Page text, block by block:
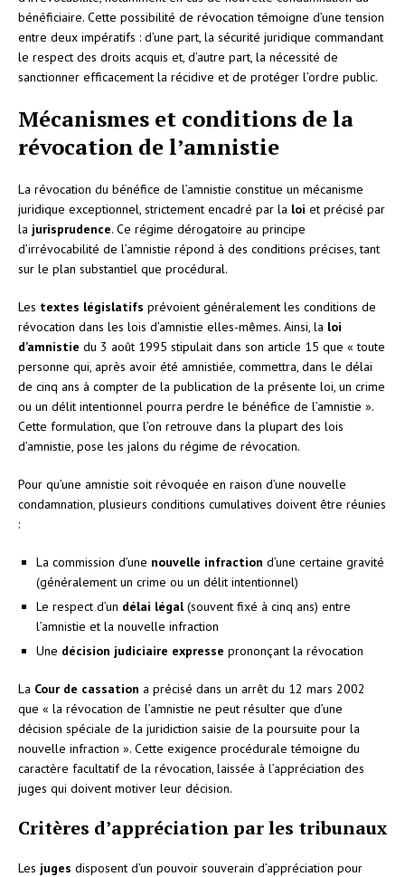
bénéficiaire. Cette possibilité de révocation témoigne d’une tension
entre deux impératifs : d’une part, la sécurité juridique commandant
le respect des droits acquis et, d’autre part, la nécessité de
sanctionner efficacement la récidive et de protéger l’ordre public.
Mécanismes et conditions de la
révocation de l’amnistie
La révocation du bénéfice de l’amnistie constitue un mécanisme
juridique exceptionnel, strictement encadré par la loi et précisé par
la jurisprudence. Ce régime dérogatoire au principe
d’irrévocabilité de l’amnistie répond à des conditions précises, tant
sur le plan substantiel que procédural.
Les textes législatifs prévoient généralement les conditions de
révocation dans les lois d’amnistie elles-mêmes. Ainsi, la loi
d’amnistie du 3 août 1995 stipulait dans son article 15 que « toute
personne qui, après avoir été amnistiée, commettra, dans le délai
de cinq ans à compter de la publication de la présente loi, un crime
ou un délit intentionnel pourra perdre le bénéfice de l’amnistie ».
Cette formulation, que l’on retrouve dans la plupart des lois
d’amnistie, pose les jalons du régime de révocation.
Pour qu’une amnistie soit révoquée en raison d’une nouvelle
condamnation, plusieurs conditions cumulatives doivent être réunies
:
La commission d’une nouvelle infraction d’une certaine gravité
(généralement un crime ou un délit intentionnel)
Le respect d’un délai légal(souvent fixé à cinq ans) entre
l’amnistie et la nouvelle infraction
Une décision judiciaire expresse prononçant la révocation
La Cour de cassation a précisé dans un arrêt du 12 mars 2002
que « la révocation de l’amnistie ne peut résulter que d’une
décision spéciale de la juridiction saisie de la poursuite pour la
nouvelle infraction ». Cette exigence procédurale témoigne du
caractère facultatif de la révocation, laissée à l’appréciation des
juges qui doivent motiver leur décision.
Critères d’appréciation par les tribunaux
Les juges disposent d’un pouvoir souverain d’appréciation pour